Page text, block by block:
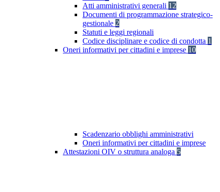
Atti amministrativi generali 12
Documenti di programmazione strategico-
gestionale 2
Statuti e leggi regionali
Codice disciplinare e codice di condotta 1
Oneri informativi per cittadini e imprese 10
Scadenzario obblighi amministrativi
Oneri informativi per cittadini e imprese
Attestazioni OIV o struttura analoga 5